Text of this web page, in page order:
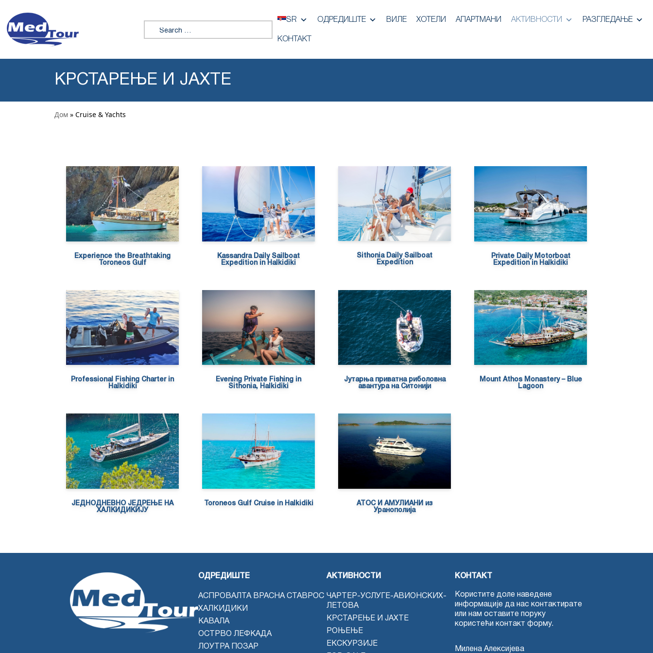
Search for:
SR ОДРЕДИШТЕ ВИЛЕ ХОТЕЛИ АПАРТМАНИ АКТИВНОСТИ РАЗГЛЕДАЊЕ
КОНТАКТ
КРСТАРЕЊЕ И ЈАХТЕ
Дом » Cruise & Yachts
Experience the Breathtaking
Toroneos Gulf
Kassandra Daily Sailboat
Expedition in Halkidiki
Sithonia Daily Sailboat
Expedition
Private Daily Motorboat
Expedition in Halkidiki
Professional Fishing Charter in
Halkidiki
Evening Private Fishing in
Sithonia, Halkidiki
Јутарња приватна риболовна
авантура на Ситонији
Mount Athos Monastery – Blue
Lagoon
ЈЕДНОДНЕВНО ЈЕДРЕЊЕ НА
ХАЛКИДИКИЈУ
Toroneos Gulf Cruise in Halkidiki
АТОС И АМУЛИАНИ из
Уранополија
ОДРЕДИШТЕ
АСПРОВАЛТА ВРАСНА СТАВРОС
ХАЛКИДИКИ
КАВАЛА
ОСТРВО ЛЕФКАДА
ЛОУТРА ПОЗАР
АКТИВНОСТИ
ЧАРТЕР-УСЛУГЕ-АВИОНСКИХ-
ЛЕТОВА
КРСТАРЕЊЕ И ЈАХТЕ
РОЊЕЊЕ
ЕКСКУРЗИЈЕ
КОНТАКТ
Користите доле наведене
информације да нас контактирате
или нам оставите поруку
користећи контакт форму.
Милена Алексијева